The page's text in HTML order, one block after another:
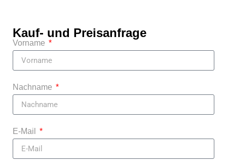
Kauf- und Preisanfrage
Vorname
Nachname
E-Mail